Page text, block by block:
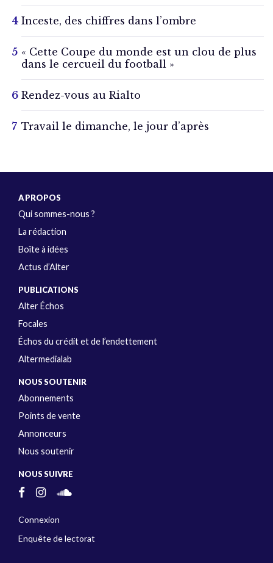
Inceste, des chiffres dans l’ombre
« Cette Coupe du monde est un clou de plus
dans le cercueil du football »
Rendez-vous au Rialto
Travail le dimanche, le jour d’après
A PROPOS
Qui sommes-nous ?
La rédaction
Boîte à idées
Actus d’Alter
PUBLICATIONS
Alter Échos
Focales
Échos du crédit et de l’endettement
Altermedialab
NOUS SOUTENIR
Abonnements
Points de vente
Annonceurs
Nous soutenir
NOUS SUIVRE
Connexion
Enquête de lectorat